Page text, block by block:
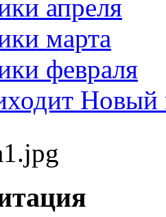
апреля
марта
февраля
Новый